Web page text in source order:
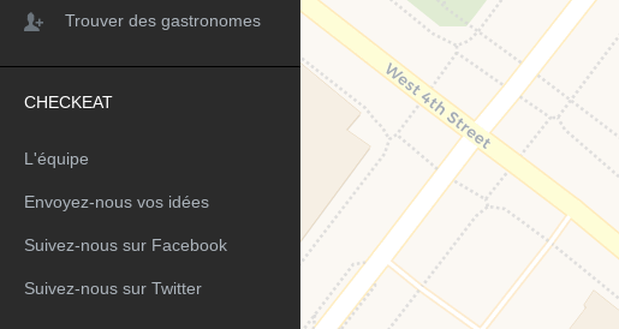
Trouver des gastronomes
CHECKEAT
L'équipe
Envoyez-nous vos idées
Suivez-nous sur Facebook
Suivez-nous sur Twitter